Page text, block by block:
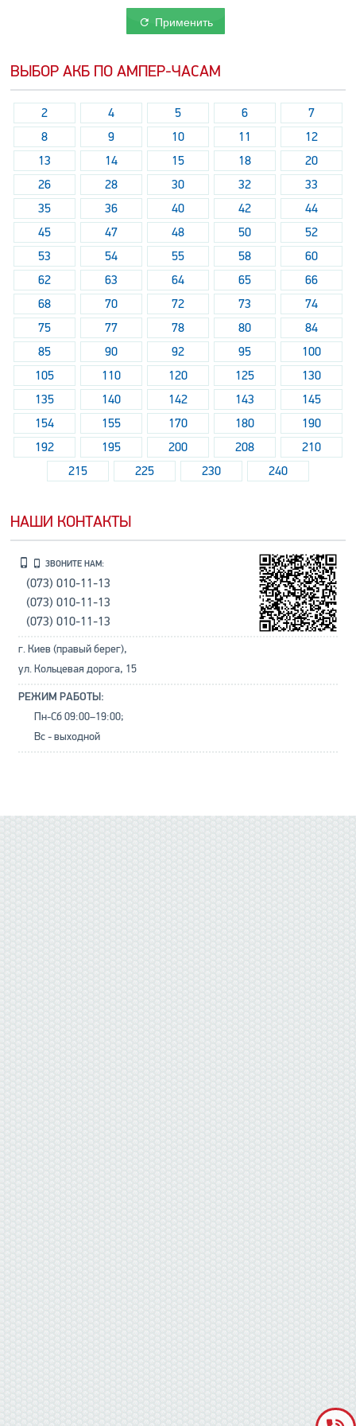
Применить
ВЫБОР АКБ ПО АМПЕР-ЧАСАМ
2 4 5 6
7
8
9 10 11
12
13
14 15 18
20
26
28 30 32
33
35
36 40 42
44
45
47 48 50
52
53
54 55 58
60
62
63 64 65
66
68
70 72 73
74
75
77 78 80
84
85
90 92 95
100
105
110 120 125
130
135
140 142 143
145
154
155 170 180
190
192
195 200 208
210
215
225 230 240
НАШИ КОНТАКТЫ
ЗВОНИТЕ НАМ:
(073) 010-11-13
(073) 010-11-13
(073) 010-11-13
г. Киев (правый берег),
ул. Кольцевая дорога, 15
РЕЖИМ РАБОТЫ:
Пн-Сб 09:00–19:00;
Вс - выходной